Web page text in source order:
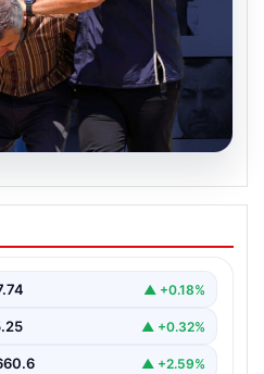
timindeki Burkay
yeri
Girişiminde Firari Üye Burkay
▲ +0.18%
▲ +0.32%
▲ +2.59%